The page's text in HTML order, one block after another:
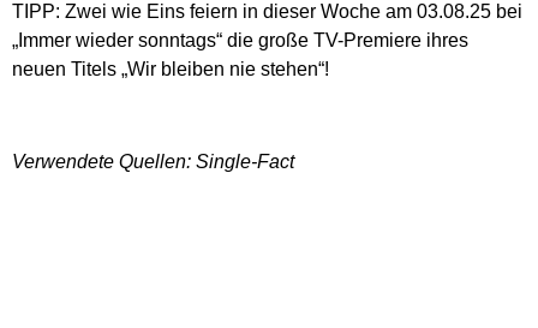
TIPP: Zwei wie Eins feiern in dieser Woche am 03.08.25 bei
„Immer wieder sonntags“ die große TV-Premiere ihres
neuen Titels „Wir bleiben nie stehen“!
Verwendete Quellen: Single-Fact